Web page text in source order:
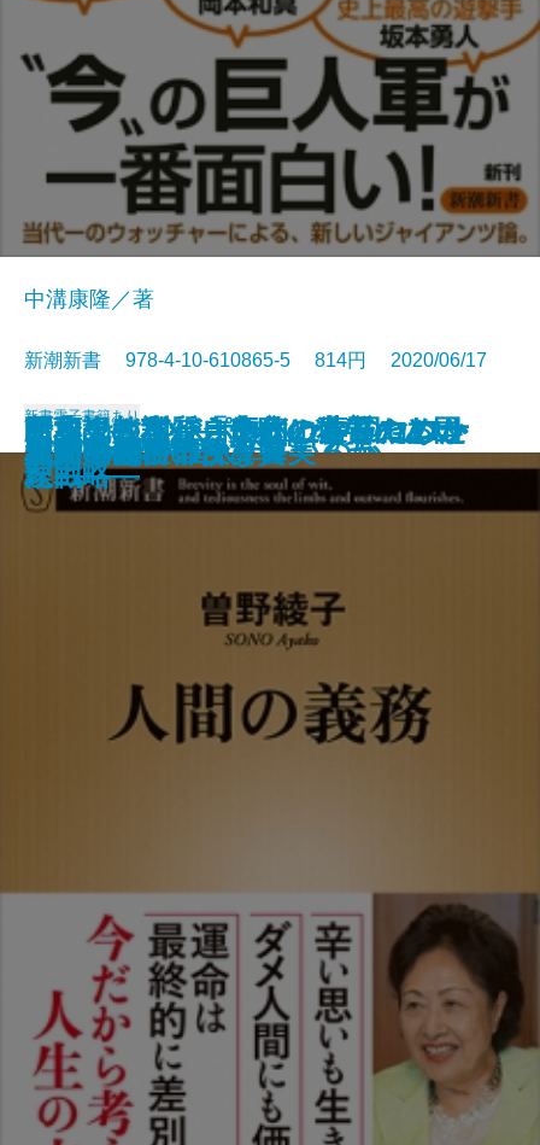
インサイドレポート 中国コロナ
の真相
自衛隊は市街戦を戦えるか
恥ずかしい人たち
国家の怠慢
番号は謎
日本人はなぜ自虐的になったのか
―占領とWGIP―
スマホ料金はなぜ高いのか
トヨタに学ぶ カイゼンのヒント
71
ヤバい選挙
令和の巨人軍
中溝康隆／著
新潮新書 978-4-10-610865-5 814円 2020/06/17
新書電子書籍あり
人間の義務
断薬記―私がうつ病の薬をやめた
理由―
美術展の不都合な真実
歴史の教訓―「失敗の本質」と国
家戦略―
バカの国
私の考え
昭和史の本質―良心と偽善のあい
だ―
人間の品性
「関ヶ原」の決算書
習近平vs.中国人